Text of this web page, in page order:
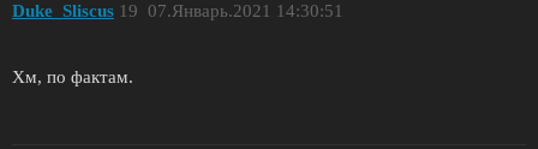
Duke_Sliscus 07.Январь.2021 14:30:51
19
Хм, по фактам.